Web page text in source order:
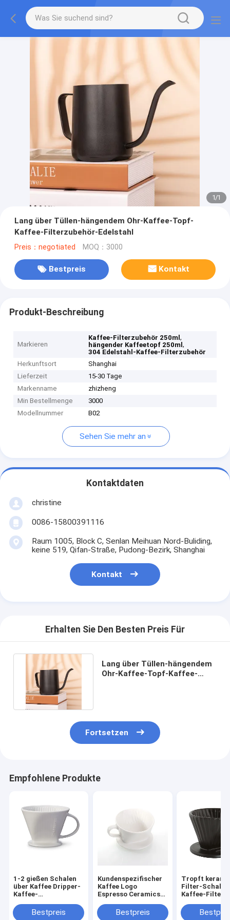
1/1
Lang über Tüllen-hängendem Ohr-Kaffee-Topf-
Kaffee-Filterzubehör-Edelstahl
Preis：negotiated MOQ：3000
Bestpreis Kontakt
Produkt-Beschreibung
Markieren
Kaffee-Filterzubehör 250ml,
hängender Kaffeetopf 250ml,
304 Edelstahl-Kaffee-Filterzubehör
Herkunftsort
Shanghai
Lieferzeit
15-30 Tage
Markenname
zhizheng
Min Bestellmenge
3000
Modellnummer
B02
Sehen Sie mehr an
Kontaktdaten
christine
0086-15800391116
Raum 1005, Block C, Senlan Meihuan Nord-Buliding,
keine 519, Qifan-Straße, Pudong-Bezirk, Shanghai
Kontakt
Erhalten Sie Den Besten Preis Für
Lang über Tüllen-hängendem
Ohr-Kaffee-Topf-Kaffee-
Fortsetzen
Empfohlene Produkte
1-2 gießen Schalen
über Kaffee Dripper-
Kaffee-
keramischen Kaffee
Dripper
Bestpreis
Kundenspezifischer
Kaffee Logo
Espresso Ceramics
Tropfenfänger-
Filter-Schalen-Satz
Bestpreis
Tropft
Filter-
Kaffee-
Kaffee-Filter-